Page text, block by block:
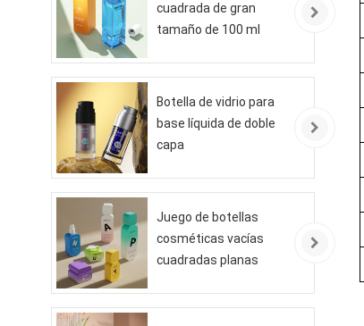
cuadrada de gran
tamaño de 100 ml
Botella de vidrio para
base líquida de doble
capa
Juego de botellas
cosméticas vacías
cuadradas planas